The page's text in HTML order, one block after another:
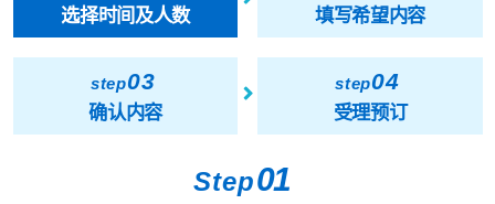
选择时间及人数 填写希望内容
step03
确认内容
step04
受理预订
Step01